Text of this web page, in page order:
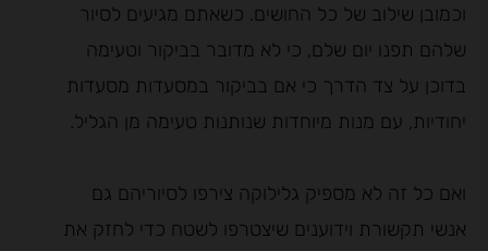
וכמובן שילוב של כל החושים. כשאתם מגיעים לסיור
שלהם תפנו יום שלם, כי לא מדובר בביקור וטעימה
בדוכן על צד הדרך כי אם בביקור במסעדות מסעדות
יחודיות, עם מנות מיוחדות שנותנות טעימה מן הגליל.
ואם כל זה לא מספיק גלילוקה צירפו לסיוריהם גם
אנשי תקשורת וידוענים שיצטרפו לשטח כדי לחזק את